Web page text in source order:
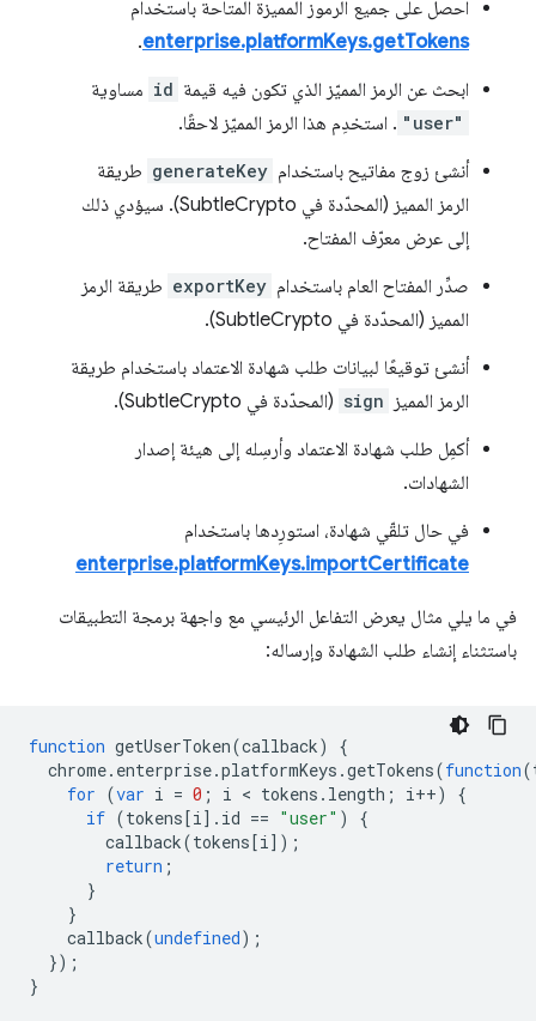
احصل على جميع الرموز المميزة المتاحة باستخدام
enterprise.platformKeys.getTokens
.
ابحث عن الرمز المميّز الذي تكون فيه قيمة id مساوية
"user" . استخدِم هذا الرمز المميّز لاحقًا.
أنشئ زوج مفاتيح باستخدام generateKey طريقة
الرمز المميز (المحدّدة في SubtleCrypto). سيؤدي ذلك
إلى عرض معرّف المفتاح.
صدِّر المفتاح العام باستخدام exportKey طريقة الرمز
المميز (المحدّدة في SubtleCrypto).
أنشئ توقيعًا لبيانات طلب شهادة الاعتماد باستخدام طريقة
الرمز المميز sign (المحدّدة في SubtleCrypto).
أكمِل طلب شهادة الاعتماد وأرسِله إلى هيئة إصدار
الشهادات.
في حال تلقّي شهادة، استورِدها باستخدام
enterprise.platformKeys.importCertificate
في ما يلي مثال يعرض التفاعل الرئيسي مع واجهة برمجة التطبيقات
باستثناء إنشاء طلب الشهادة وإرساله:
function getUserToken(callback)
{
chrome. enterprise.platformKeys .getTokens(function(
for (var i = 0 ; i < tokens . length ; i++)
{
if (tokens[i]. id == "user" )
{
callback(tokens[i]);
return ;
}
}
callback(undefined);
});
}